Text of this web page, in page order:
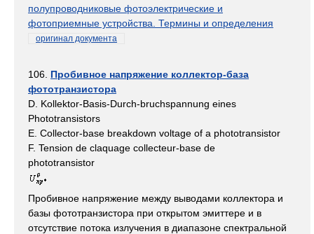
полупроводниковые фотоэлектрические и
фотоприемные устройства. Термины и определения
оригинал документа
106. Пробивное напряжение коллектор-база
фототранзистора
D. Kollektor-Basis-Durch-bruchspannung eines
Phototransistors
E. Collector-base breakdown voltage of a phototransistor
F. Tension de claquage collecteur-base de
phototransistor
Пробивное напряжение между выводами коллектора и
базы фототранзистора при открытом эмиттере и в
отсутствие потока излучения в диапазоне спектральной